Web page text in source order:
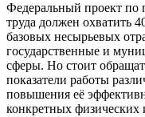
Федеральный проект по
труда должен охватить
базовых несырьевых
государственные и
сферы. Но стоит
показатели работы
повышения её
конкретных